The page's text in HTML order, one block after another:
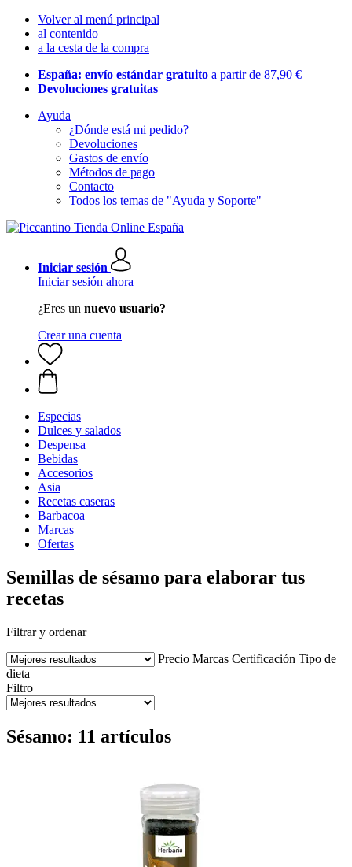
Volver al menú principal
al contenido
a la cesta de la compra
España: envío estándar gratuito a partir de 87,90 €
Devoluciones gratuitas
Ayuda
¿Dónde está mi pedido?
Devoluciones
Gastos de envío
Métodos de pago
Contacto
Todos los temas de "Ayuda y Soporte"
Iniciar sesión
Iniciar sesión ahora
¿Eres un nuevo usuario?
Crear una cuenta
Especias
Dulces y salados
Despensa
Bebidas
Accesorios
Asia
Recetas caseras
Barbacoa
Marcas
Ofertas
Semillas de sésamo para elaborar tus
recetas
Filtrar y ordenar
Precio Marcas Certificación Tipo de
dieta
Filtro
Sésamo: 11 artículos